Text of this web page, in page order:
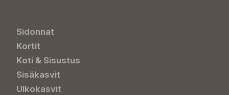
Sidonnat
Kortit
Koti & Sisustus
Sisäkasvit
Ulkokasvit